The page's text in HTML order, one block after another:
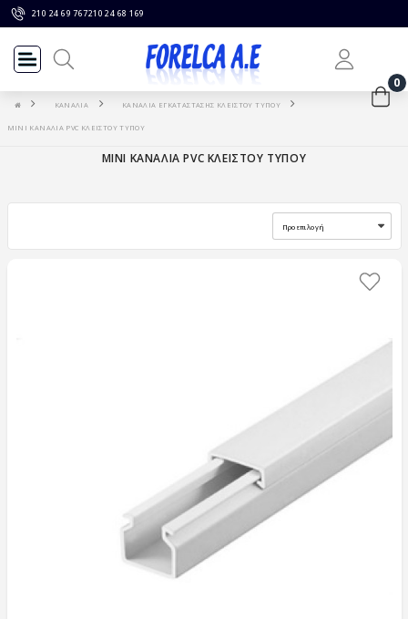
210 24 69 767210 24 68 169
0
ΚΑΝΑΛΙΑ ΚΑΝΑΛΙΑ ΕΓΚΑΤΑΣΤΑΣΗΣ ΚΛΕΙΣΤΟΥ ΤΥΠΟΥ
MINI ΚΑΝΑΛΙΑ PVC ΚΛΕΙΣΤΟΥ ΤΥΠΟΥ
MINI ΚΑΝΑΛΙΑ PVC ΚΛΕΙΣΤΟΥ ΤΥΠΟΥ